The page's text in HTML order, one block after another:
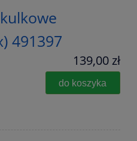
491397
139,00 zł
do koszyka